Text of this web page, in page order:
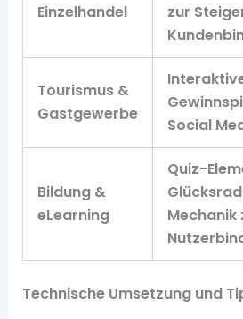
Einzelhandel
zur
Tourismus &
Gastgewerbe
Social
Bildung &
eLearning
Quiz-
Mechanik
Technische Umsetzung und